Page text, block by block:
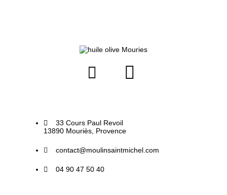
33 Cours Paul Revoil
13890 Mouriès, Provence
contact@moulinsaintmichel.com
04 90 47 50 40